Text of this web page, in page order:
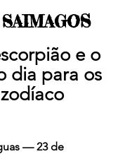
S
e o
dia para os
— 23 de